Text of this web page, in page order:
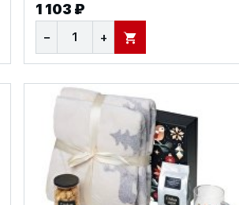
1 103 ₽
− + В КОРЗИНУ